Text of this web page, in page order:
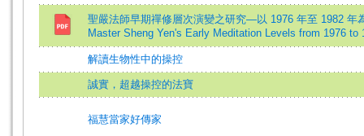
聖嚴法師早期禪修層次演變之研究—以 1976 年至 1982 年
Master Sheng Yen's Early Meditation Levels from 1976 to
解讀生物性中的操控
誠實，超越操控的法寶
福慧當家好傳家